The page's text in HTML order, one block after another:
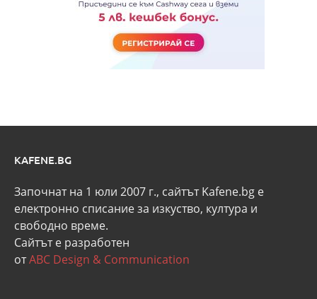
KAFENE.BG
Започнат на 1 юли 2007 г., сайтът Kafene.bg e
eлектронно списание за изкуство, култура и
свободно време.
Сайтът е разработен
отABC Design & Communication